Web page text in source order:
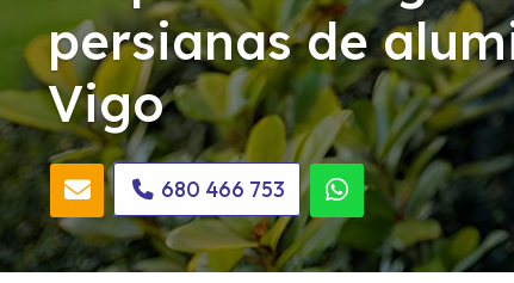
persianas de
Vigo
680 466 753